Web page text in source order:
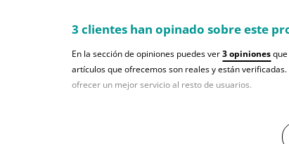
3 clientes han opinado sobre este
En la sección de opiniones puedes ver3 opiniones
artículos que ofrecemos son reales y están
ofrecer un mejor servicio al resto de usuarios.